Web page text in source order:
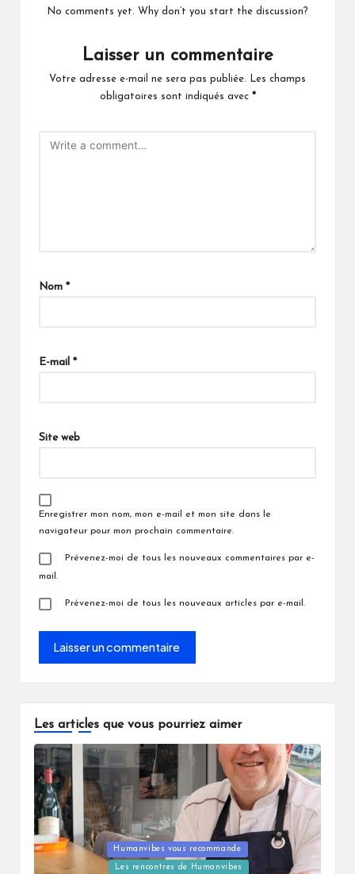
No comments yet. Why don’t you start the discussion?
Laisser un commentaire
Votre adresse e-mail ne sera pas publiée.
Les champs
obligatoires sont indiqués avec *
Nom *
E-mail *
Site web
Enregistrer mon nom, mon e-mail et mon site dans le
navigateur pour mon prochain commentaire.
Prévenez-moi de tous les nouveaux commentaires par e-
mail.
Prévenez-moi de tous les nouveaux articles par e-mail.
Les articles que vous pourriez aimer
Posted
Humanvibes vous recommande
Les rencontres de Humanvibes